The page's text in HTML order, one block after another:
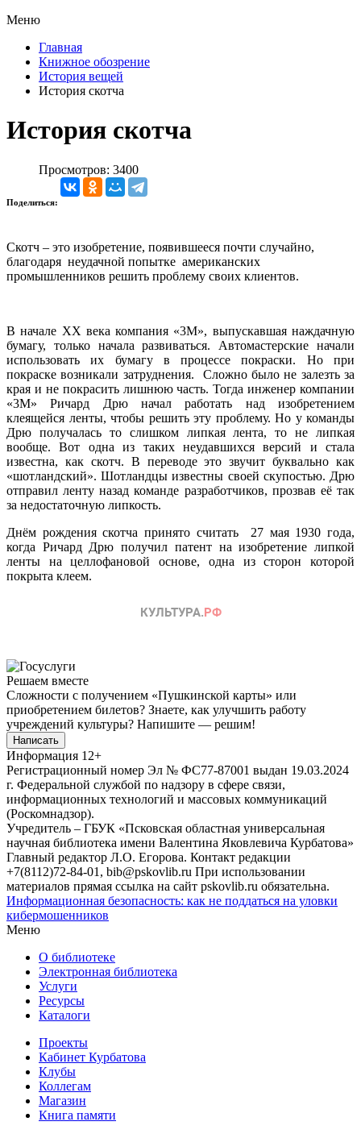
Меню
Главная
Книжное обозрение
История вещей
История скотча
История скотча
Просмотров: 3400
Поделиться:
Скотч – это изобретение, появившееся почти случайно,
благодаря неудачной попытке американских
промышленников решить проблему своих клиентов.
В начале XX века компания «3М», выпускавшая наждачную
бумагу, только начала развиваться. Автомастерские начали
использовать их бумагу в процессе покраски. Но при
покраске возникали затруднения. Сложно было не залезть за
края и не покрасить лишнюю часть. Тогда инженер компании
«3М» Ричард Дрю начал работать над изобретением
клеящейся ленты, чтобы решить эту проблему. Но у команды
Дрю получалась то слишком липкая лента, то не липкая
вообще. Вот одна из таких неудавшихся версий и стала
известна, как скотч. В переводе это звучит буквально как
«шотландский». Шотландцы известны своей скупостью. Дрю
отправил ленту назад команде разработчиков, прозвав её так
за недостаточную липкость.
Днём рождения скотча принято считать 27 мая 1930 года,
когда Ричард Дрю получил патент на изобретение липкой
ленты на целлофановой основе, одна из сторон которой
покрыта клеем.
Решаем вместе
Сложности с получением «Пушкинской карты» или
приобретением билетов? Знаете, как улучшить работу
учреждений культуры? Напишите — решим!
Написать
Информация 12+
Регистрационный номер Эл № ФС77-87001 выдан 19.03.2024
г. Федеральной службой по надзору в сфере связи,
информационных технологий и массовых коммуникаций
(Роскомнадзор).
Учредитель – ГБУК «Псковская областная универсальная
научная библиотека имени Валентина Яковлевича Курбатова»
Главный редактор Л.О. Егорова. Контакт редакции
+7(8112)72-84-01, bib@pskovlib.ru При использовании
материалов прямая ссылка на сайт pskovlib.ru обязательна.
Информационная безопасность: как не поддаться на уловки
кибермошенников
Меню
О библиотеке
Электронная библиотека
Услуги
Ресурсы
Каталоги
Проекты
Кабинет Курбатова
Клубы
Коллегам
Магазин
Книга памяти